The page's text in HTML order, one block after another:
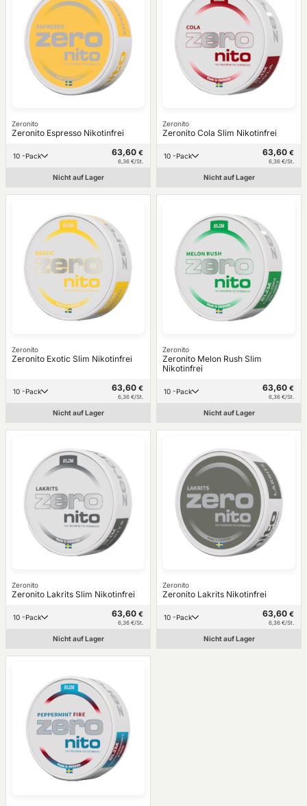
Zeronito
Zeronito Espresso Nikotinfrei
10 -Pack 63,60 €
6,36 €/St.
Nicht auf Lager
Zeronito
Zeronito Cola Slim Nikotinfrei
10 -Pack 63,60 €
6,36 €/St.
Nicht auf Lager
Zeronito
Zeronito Exotic Slim Nikotinfrei
10 -Pack 63,60 €
6,36 €/St.
Nicht auf Lager
Zeronito
Zeronito Melon Rush Slim
Nikotinfrei
10 -Pack 63,60 €
6,36 €/St.
Nicht auf Lager
Zeronito
Zeronito Lakrits Slim Nikotinfrei
10 -Pack 63,60 €
6,36 €/St.
Nicht auf Lager
Zeronito
Zeronito Lakrits Nikotinfrei
10 -Pack 63,60 €
6,36 €/St.
Nicht auf Lager